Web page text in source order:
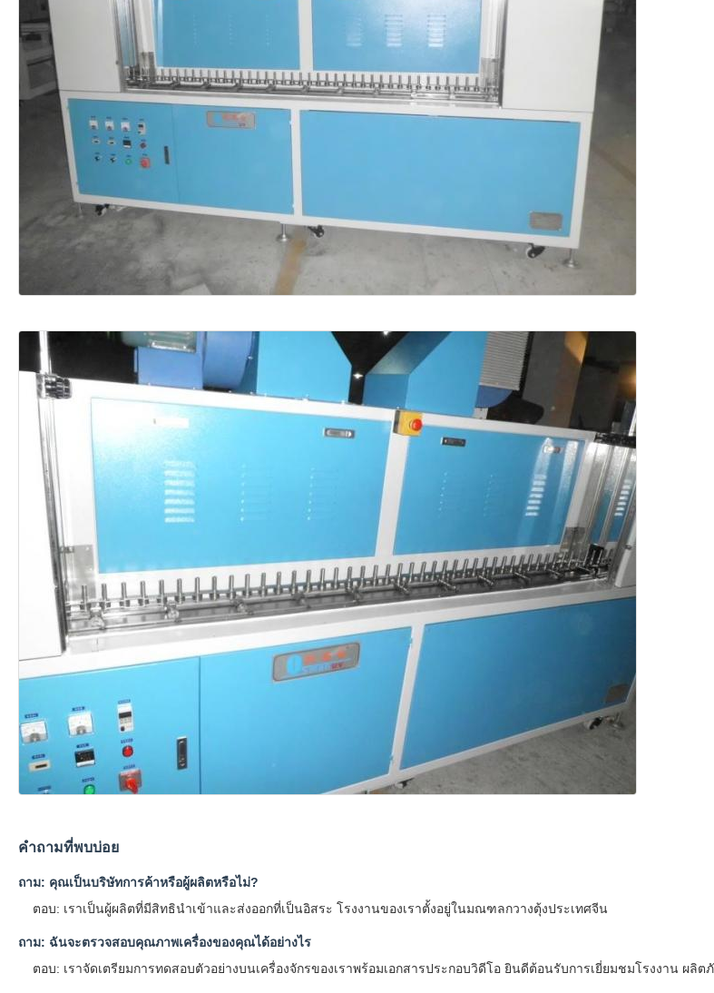
คำถามที่พบบ่อย
ถาม: คุณเป็นบริษัทการค้าหรือผู้ผลิตหรือไม่?
ตอบ: เราเป็นผู้ผลิตที่มีสิทธินำเข้าและส่งออกที่เป็นอิสระ โรงงานของเราตั้งอยู่ในมณฑลกวางตุ้งประเทศจีน
ถาม: ฉันจะตรวจสอบคุณภาพเครื่องของคุณได้อย่างไร
ตอบ: เราจัดเตรียมการทดสอบตัวอย่างบนเครื่องจักรของเราพร้อมเอกสารประกอบวิดีโอ ยินดีต้อนรับการเยี่ยมชมโรงงาน ผ